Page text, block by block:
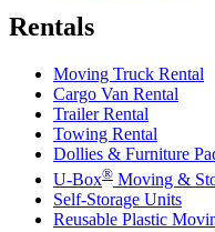
Rentals
Moving Truck Rental
Cargo Van Rental
Trailer Rental
Towing Rental
Dollies & Furniture
U-Box® Moving &
Self-Storage Units
Reusable Plastic